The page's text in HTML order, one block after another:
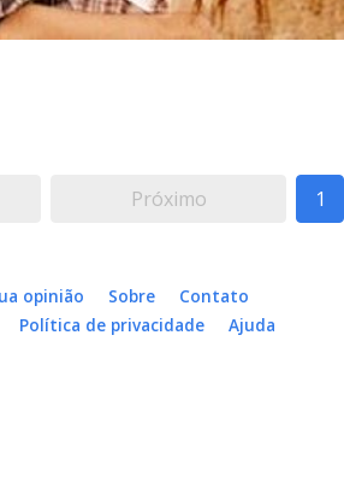
Próximo 1
opinião Sobre
Contato
Política de privacidade Ajuda